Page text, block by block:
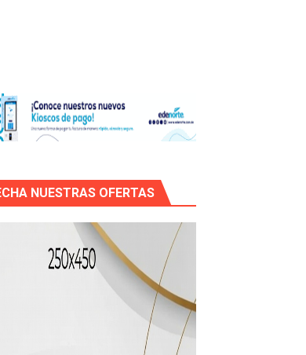
NUESTRAS OFERTAS